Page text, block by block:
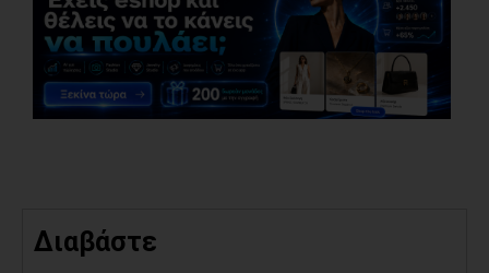
Διαβάστε